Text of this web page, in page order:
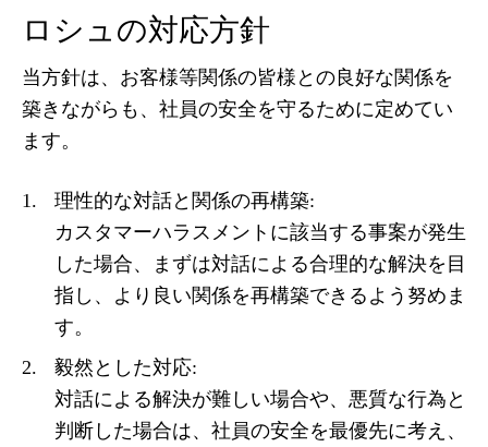
ロシュの対応方針
当方針は、お客様等関係の皆様との良好な関係を
築きながらも、社員の安全を守るために定めてい
ます。
理性的な対話と関係の再構築:
カスタマーハラスメントに該当する事案が発生
した場合、まずは対話による合理的な解決を目
指し、より良い関係を再構築できるよう努めま
す。
毅然とした対応:
対話による解決が難しい場合や、悪質な行為と
判断した場合は、社員の安全を最優先に考え、